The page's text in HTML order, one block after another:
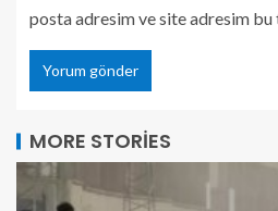
posta adresim ve site adresim bu
MORE STORIES